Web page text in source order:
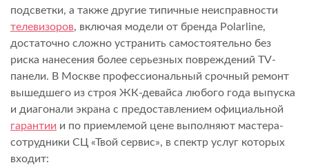
подсветки, а также другие типичные неисправности
телевизоров, включая модели от бренда Polarline,
достаточно сложно устранить самостоятельно без
риска нанесения более серьезных повреждений TV-
панели. В Москве профессиональный срочный ремонт
вышедшего из строя ЖК-девайса любого года выпуска
и диагонали экрана с предоставлением официальной
гарантии и по приемлемой цене выполняют мастера-
сотрудники СЦ «Твой сервис», в спектр услуг которых
входит: